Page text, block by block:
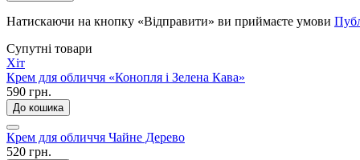
Натискаючи на кнопку «Відправити» ви приймаєте умови
Супутні товари
Хіт
Крем для обличчя «Конопля і Зелена Кава»
590 грн.
До кошика
Крем для обличчя Чайне Дерево
520 грн.